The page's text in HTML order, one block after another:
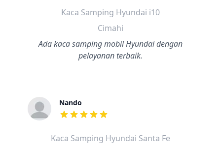
Kaca Samping Hyundai i10
Cimahi
Ada kaca samping mobil Hyundai dengan
pelayanan terbaik.
Nando
dari ulasan adalah bintang lima
Kaca Samping Hyundai Santa Fe